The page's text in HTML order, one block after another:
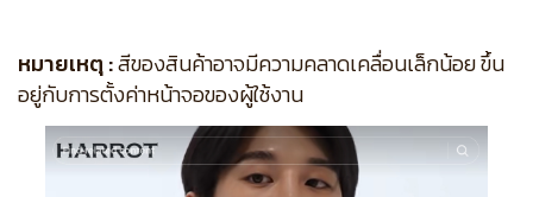
หมายเหตุ :สีของสินค้าอาจมีความคลาดเคลื่อนเล็กน้อย ขึ้น
อยู่กับการตั้งค่าหน้าจอของผู้ใช้งาน